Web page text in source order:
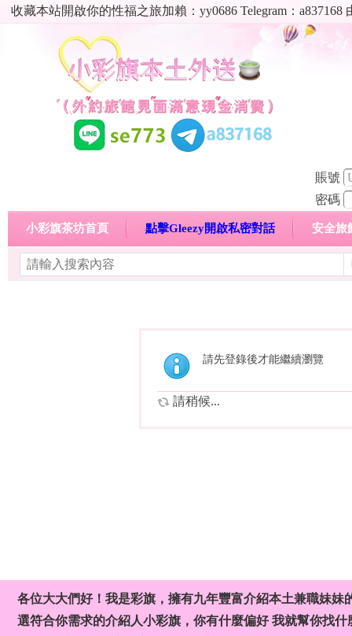
收藏本站開啟你的性福之旅加賴：yy0686 Telegram：
賬號
密碼
小彩旗茶坊首頁 點擊Gleezy開啟私密對話 安全旅
請先登錄後才能繼續瀏覽
請稍候...
各位大大們好！我是彩旗，擁有九年豐富介紹本土兼職妹
選符合你需求的介紹人小彩旗，你有什麼偏好 我就幫你找